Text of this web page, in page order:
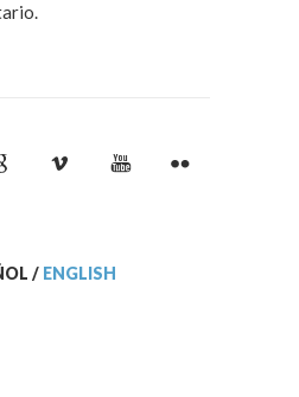
/ ENGLISH